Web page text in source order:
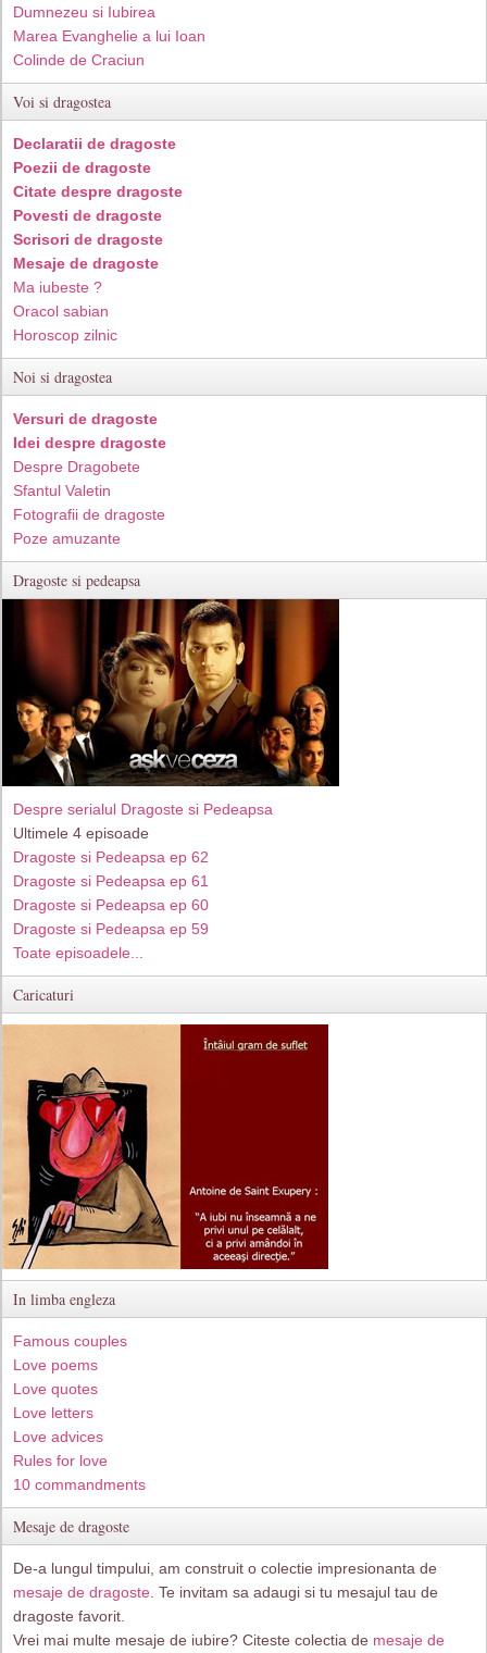
Dumnezeu si Iubirea
Marea Evanghelie a lui Ioan
Colinde de Craciun
Voi si dragostea
Declaratii de dragoste
Poezii de dragoste
Citate despre dragoste
Povesti de dragoste
Scrisori de dragoste
Mesaje de dragoste
Ma iubeste ?
Oracol sabian
Horoscop zilnic
Noi si dragostea
Versuri de dragoste
Idei despre dragoste
Despre Dragobete
Sfantul Valetin
Fotografii de dragoste
Poze amuzante
Dragoste si pedeapsa
Despre serialul Dragoste si Pedeapsa
Ultimele 4 episoade
Dragoste si Pedeapsa ep 62
Dragoste si Pedeapsa ep 61
Dragoste si Pedeapsa ep 60
Dragoste si Pedeapsa ep 59
Toate episoadele...
Caricaturi
In limba engleza
Famous couples
Love poems
Love quotes
Love letters
Love advices
Rules for love
10 commandments
Mesaje de dragoste
De-a lungul timpului, am construit o colectie impresionanta de
mesaje de dragoste . Te invitam sa adaugi si tu mesajul tau de
dragoste favorit.
Vrei mai multe mesaje de iubire? Citeste colectia de mesaje de